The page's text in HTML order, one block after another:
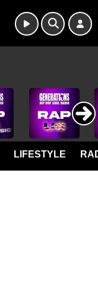
LIFESTYLE